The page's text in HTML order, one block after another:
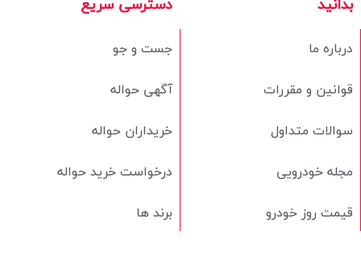
دسترسی سریع
جست و جو
آگهی حواله
خریداران حواله
درخواست خرید حواله
برند ها
بدانید
درباره ما
قوانین و مقررات
سوالات متداول
مجله خودرویی
قیمت روز خودرو